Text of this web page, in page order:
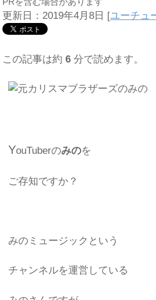
更新日：2019年4月8日 [ユーチュ
この記事は約6 分で読めます。
YouTuberのみのを
ご存知ですか？
みのミュージックという
チャンネルを運営している